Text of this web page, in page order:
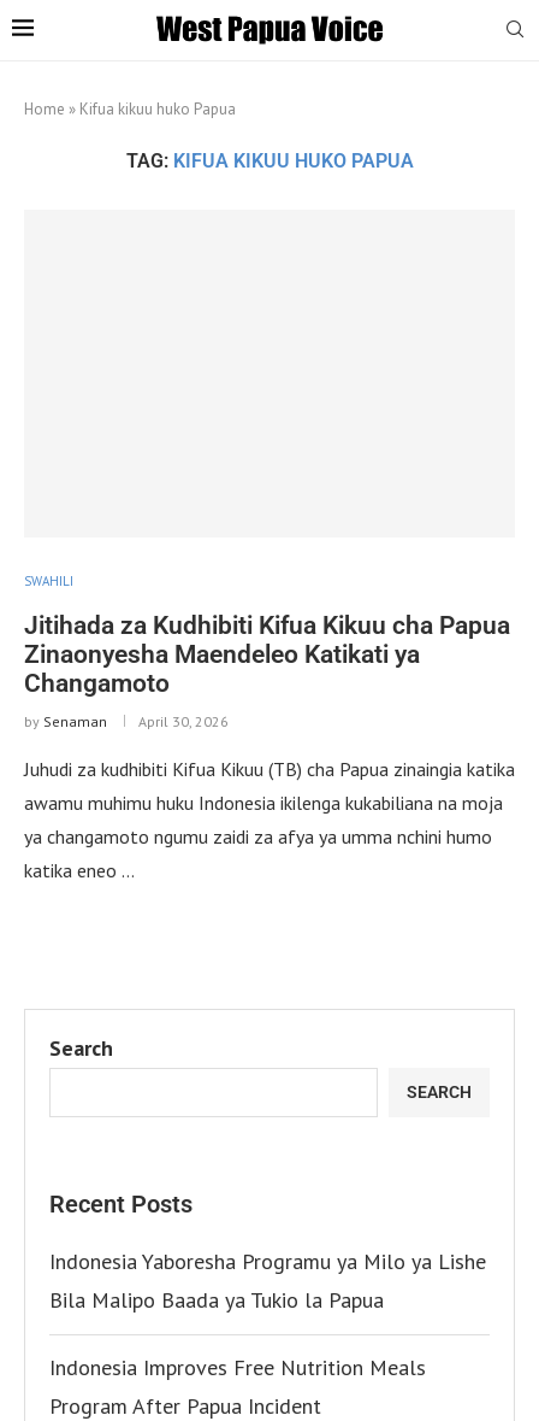
Home » Kifua kikuu huko Papua
TAG: KIFUA KIKUU HUKO PAPUA
SWAHILI
Jitihada za Kudhibiti Kifua Kikuu cha Papua
Zinaonyesha Maendeleo Katikati ya
Changamoto
by Senaman April 30, 2026
Juhudi za kudhibiti Kifua Kikuu (TB) cha Papua zinaingia katika
awamu muhimu huku Indonesia ikilenga kukabiliana na moja
ya changamoto ngumu zaidi za afya ya umma nchini humo
katika eneo …
Search
SEARCH
Recent Posts
Indonesia Yaboresha Programu ya Milo ya Lishe
Bila Malipo Baada ya Tukio la Papua
Indonesia Improves Free Nutrition Meals
Program After Papua Incident